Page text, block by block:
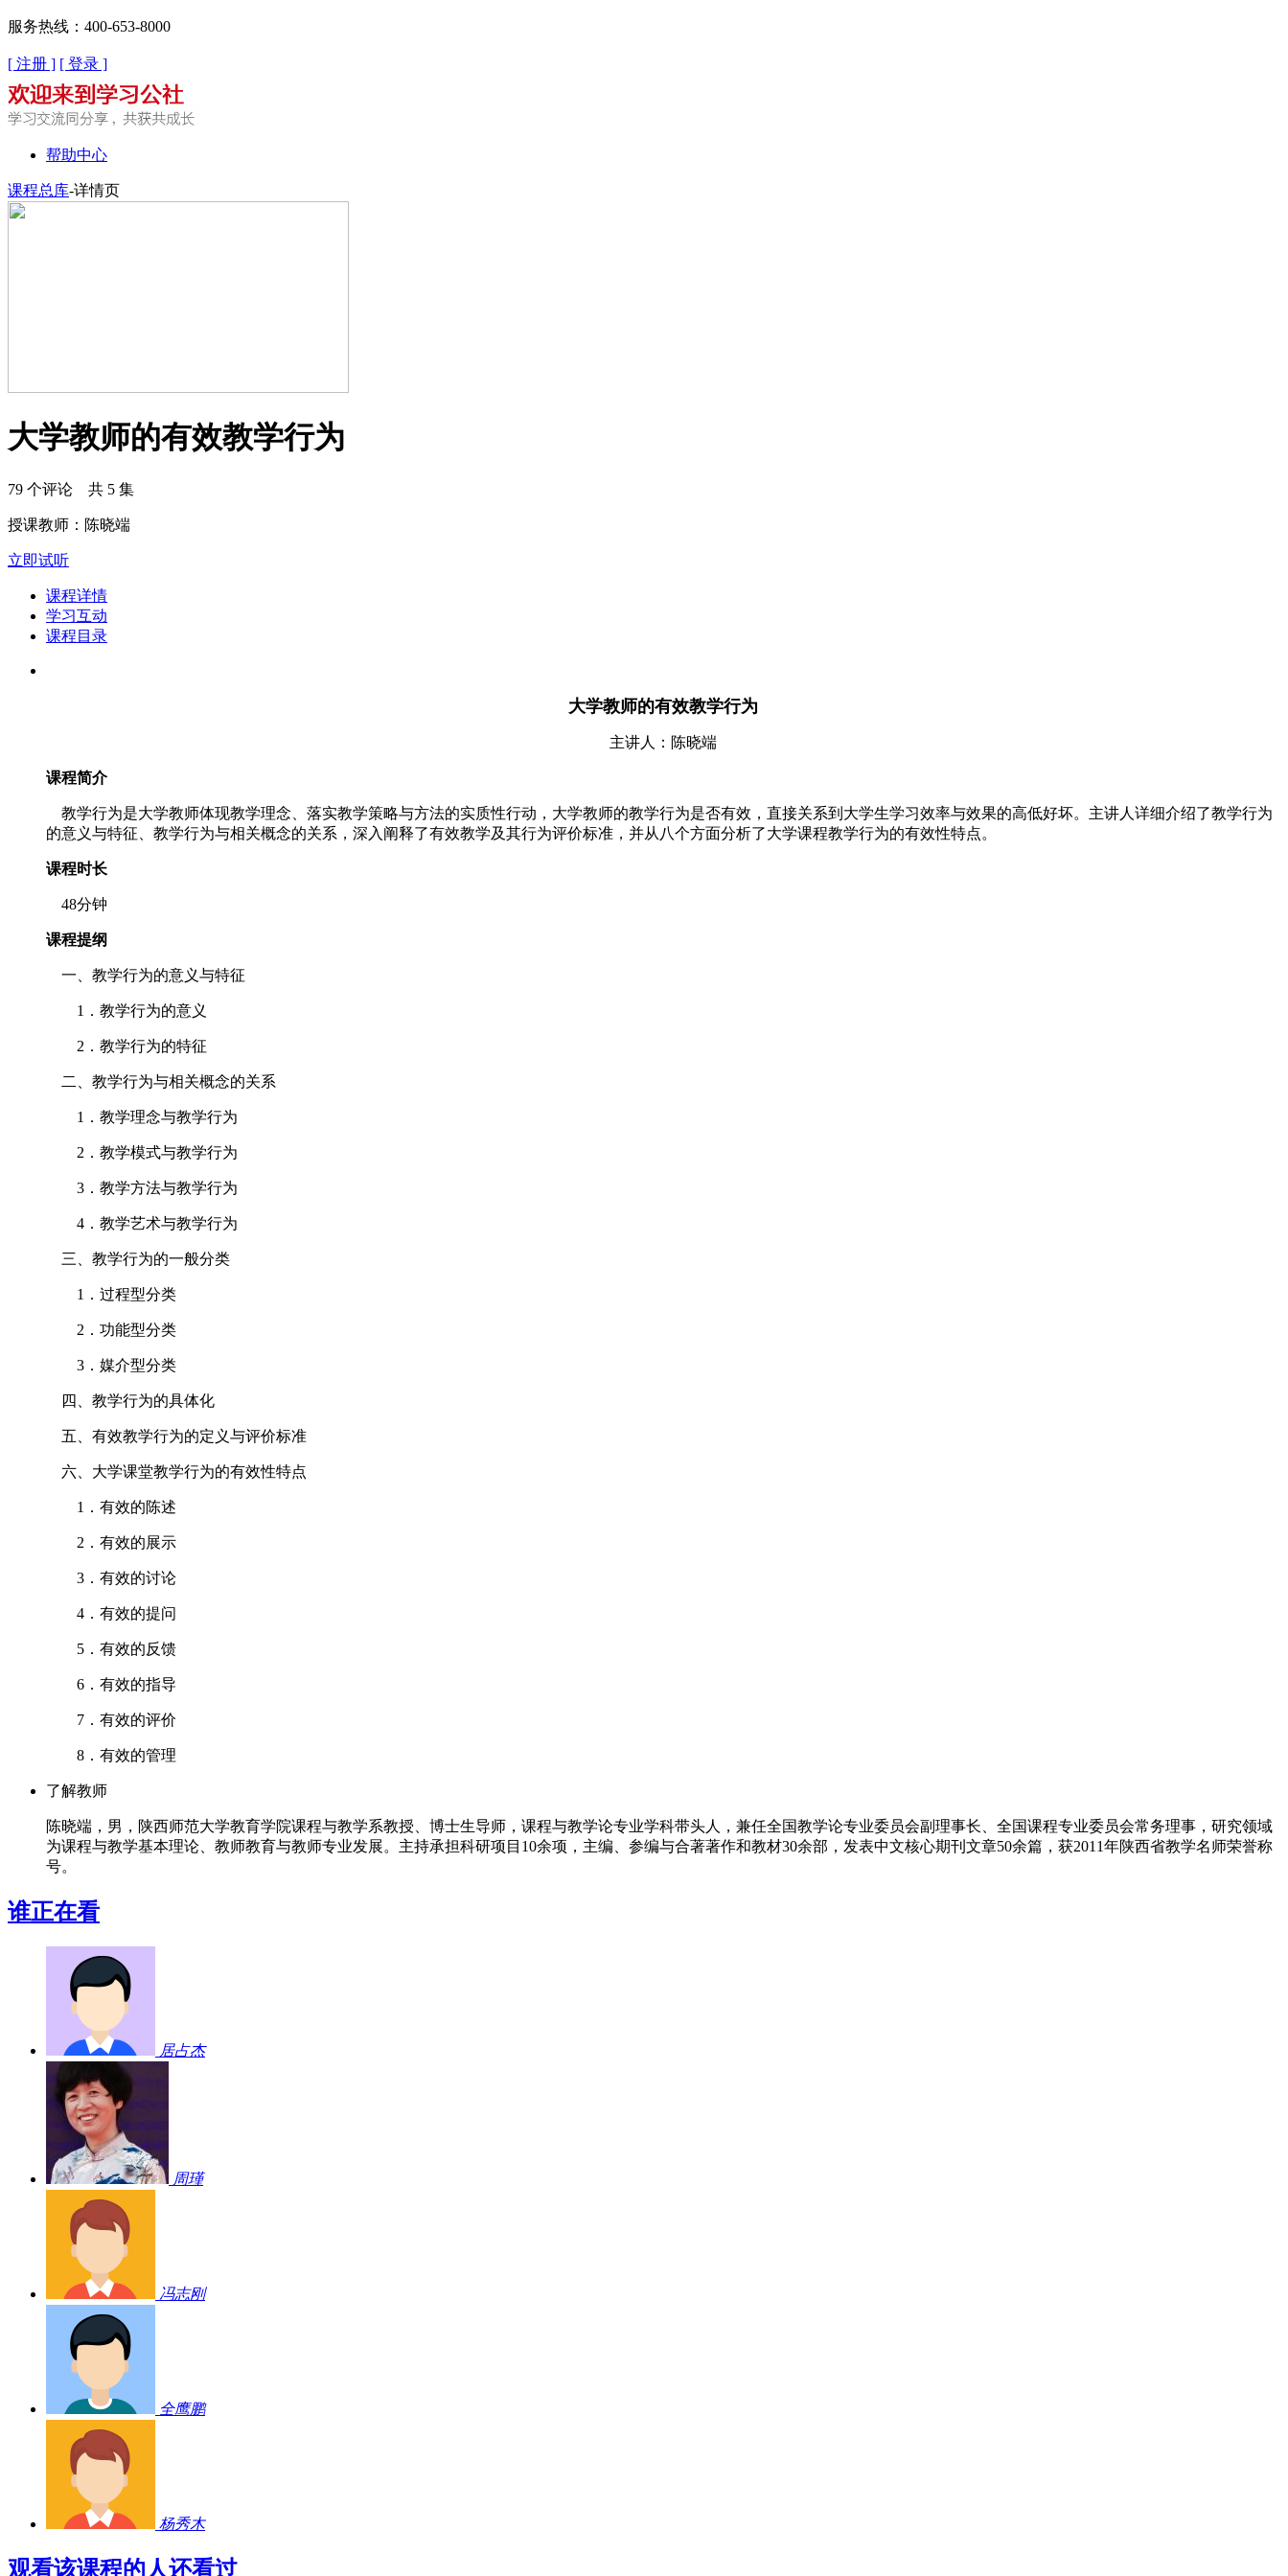
服务热线：400-653-8000
[ 注册 ] [ 登录 ]
帮助中心
课程总库-详情页
大学教师的有效教学行为
79 个评论 共 5 集
授课教师：陈晓端
立即试听
课程详情
学习互动
课程目录
大学教师的有效教学行为
主讲人：陈晓端
课程简介
教学行为是大学教师体现教学理念、落实教学策略与方法的实质性行动，大学教师的教学行为是否有效，直接关系到大学生学习效率与效果的高低好坏。主讲人详细介绍了教学行为
的意义与特征、教学行为与相关概念的关系，深入阐释了有效教学及其行为评价标准，并从八个方面分析了大学课程教学行为的有效性特点。
课程时长
48分钟
课程提纲
一、教学行为的意义与特征
1．教学行为的意义
2．教学行为的特征
二、教学行为与相关概念的关系
1．教学理念与教学行为
2．教学模式与教学行为
3．教学方法与教学行为
4．教学艺术与教学行为
三、教学行为的一般分类
1．过程型分类
2．功能型分类
3．媒介型分类
四、教学行为的具体化
五、有效教学行为的定义与评价标准
六、大学课堂教学行为的有效性特点
1．有效的陈述
2．有效的展示
3．有效的讨论
4．有效的提问
5．有效的反馈
6．有效的指导
7．有效的评价
8．有效的管理
了解教师
陈晓端，男，陕西师范大学教育学院课程与教学系教授、博士生导师，课程与教学论专业学科带头人，兼任全国教学论专业委员会副理事长、全国课程专业委员会常务理事，研究领域
为课程与教学基本理论、教师教育与教师专业发展。主持承担科研项目10余项，主编、参编与合著著作和教材30余部，发表中文核心期刊文章50余篇，获2011年陕西省教学名师荣誉称
号。
谁正在看
居占杰
周瑾
冯志刚
全鹰鹏
杨秀木
观看该课程的人还看过